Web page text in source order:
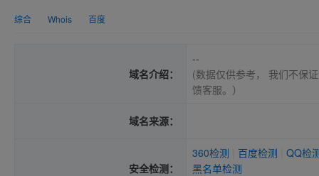
综合 Whois 百度
域名介绍：
--
(数据仅供参考， 我们不保
馈客服。）
域名来源：
安全检测：
360检测 百度检测
QQ检
黑名单检测